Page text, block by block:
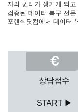
자의 권리가 생기게 되
검증된 데이터 복구 전
포렌식닷컴에서 데이터
상담접수
START ▶